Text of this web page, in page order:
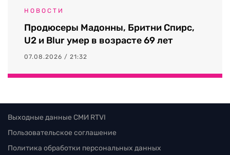
НОВОСТИ
Продюсеры Мадонны, Бритни Спирс,
U2 и Blur умер в возрасте 69 лет
07.08.2026 / 21:32
Выходные данные СМИ RTVI
Пользовательское соглашение
Политика обработки персональных данных